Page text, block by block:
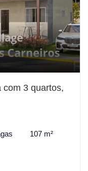
com 3 quartos,
107 m²